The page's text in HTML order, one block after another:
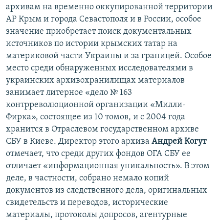
архивам на временно оккупированной территории
АР Крым и города Севастополя и в России, особое
значение приобретает поиск документальных
источников по истории крымских татар на
материковой части Украины и за границей. Особое
место среди обнаруженных исследователями в
украинских архивохранилищах материалов
занимает литерное «дело № 163
контрреволюционной организации «Милли-
Фирка», состоящее из 10 томов, и с 2004 года
хранится в Отраслевом государственном архиве
СБУ в Киеве. Директор этого архива Андрей Когут
отмечает, что среди других фондов ОГА СБУ ее
отличает «информационная уникальность». В этом
деле, в частности, собрано немало копий
документов из следственного дела, оригинальных
свидетельств и переводов, исторические
материалы, протоколы допросов, агентурные